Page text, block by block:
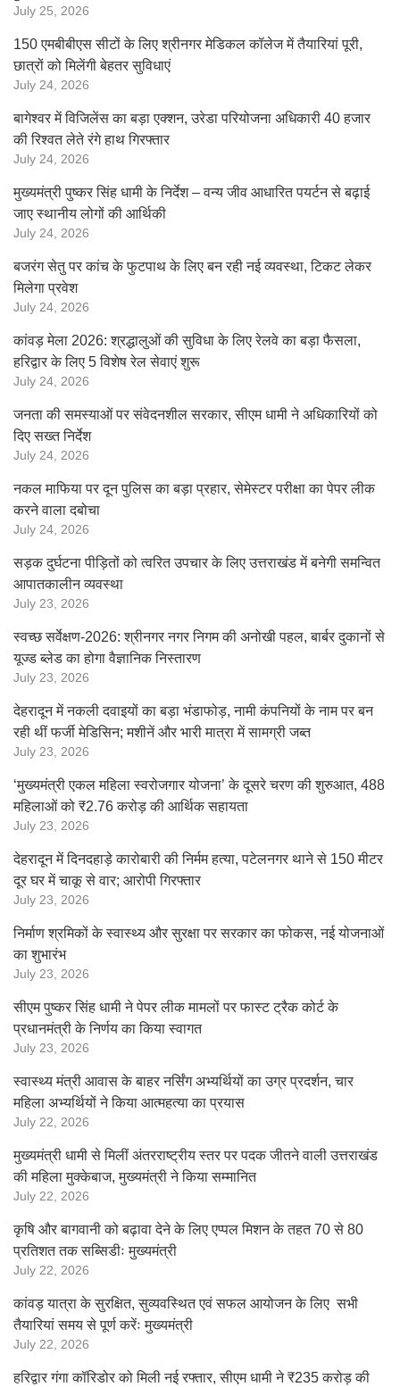
July 25, 2026
150 एमबीबीएस सीटों के लिए श्रीनगर मेडिकल कॉलेज में तैयारियां पूरी,
छात्रों को मिलेंगी बेहतर सुविधाएं
July 24, 2026
बागेश्वर में विजिलेंस का बड़ा एक्शन, उरेडा परियोजना अधिकारी 40 हजार
की रिश्वत लेते रंगे हाथ गिरफ्तार
July 24, 2026
मुख्यमंत्री पुष्कर सिंह धामी के निर्देश – वन्य जीव आधारित पयर्टन से बढ़ाई
जाए स्थानीय लोगों की आर्थिकी
July 24, 2026
बजरंग सेतु पर कांच के फुटपाथ के लिए बन रही नई व्यवस्था, टिकट लेकर
मिलेगा प्रवेश
July 24, 2026
कांवड़ मेला 2026: श्रद्धालुओं की सुविधा के लिए रेलवे का बड़ा फैसला,
हरिद्वार के लिए 5 विशेष रेल सेवाएं शुरू
July 24, 2026
जनता की समस्याओं पर संवेदनशील सरकार, सीएम धामी ने अधिकारियों को
दिए सख्त निर्देश
July 24, 2026
नकल माफिया पर दून पुलिस का बड़ा प्रहार, सेमेस्टर परीक्षा का पेपर लीक
करने वाला दबोचा
July 24, 2026
सड़क दुर्घटना पीड़ितों को त्वरित उपचार के लिए उत्तराखंड में बनेगी समन्वित
आपातकालीन व्यवस्था
July 23, 2026
स्वच्छ सर्वेक्षण-2026: श्रीनगर नगर निगम की अनोखी पहल, बार्बर दुकानों से
यूज्ड ब्लेड का होगा वैज्ञानिक निस्तारण
July 23, 2026
देहरादून में नकली दवाइयों का बड़ा भंडाफोड़, नामी कंपनियों के नाम पर बन
रही थीं फर्जी मेडिसिन; मशीनें और भारी मात्रा में सामग्री जब्त
July 23, 2026
‘मुख्यमंत्री एकल महिला स्वरोजगार योजना’ के दूसरे चरण की शुरुआत, 488
महिलाओं को ₹2.76 करोड़ की आर्थिक सहायता
July 23, 2026
देहरादून में दिनदहाड़े कारोबारी की निर्मम हत्या, पटेलनगर थाने से 150 मीटर
दूर घर में चाकू से वार; आरोपी गिरफ्तार
July 23, 2026
निर्माण श्रमिकों के स्वास्थ्य और सुरक्षा पर सरकार का फोकस, नई योजनाओं
का शुभारंभ
July 23, 2026
सीएम पुष्कर सिंह धामी ने पेपर लीक मामलों पर फास्ट ट्रैक कोर्ट के
प्रधानमंत्री के निर्णय का किया स्वागत
July 23, 2026
स्वास्थ्य मंत्री आवास के बाहर नर्सिंग अभ्यर्थियों का उग्र प्रदर्शन, चार
महिला अभ्यर्थियों ने किया आत्महत्या का प्रयास
July 22, 2026
मुख्यमंत्री धामी से मिलीं अंतरराष्ट्रीय स्तर पर पदक जीतने वाली उत्तराखंड
की महिला मुक्केबाज, मुख्यमंत्री ने किया सम्मानित
July 22, 2026
कृषि और बागवानी को बढ़ावा देने के लिए एप्पल मिशन के तहत 70 से 80
प्रतिशत तक सब्सिडीः मुख्यमंत्री
July 22, 2026
कांवड़ यात्रा के सुरक्षित, सुव्यवस्थित एवं सफल आयोजन के लिए सभी
तैयारियां समय से पूर्ण करेंः मुख्यमंत्री
July 22, 2026
हरिद्वार गंगा कॉरिडोर को मिली नई रफ्तार, सीएम धामी ने ₹235 करोड़ की